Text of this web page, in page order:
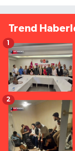
Trend
1
2